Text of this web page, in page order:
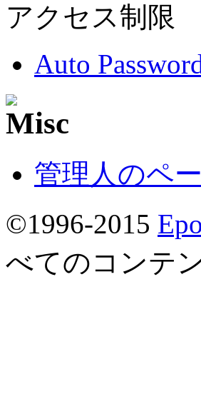
アクセス制限
Auto
管理人のペ
©1996-2015
べてのコンテ